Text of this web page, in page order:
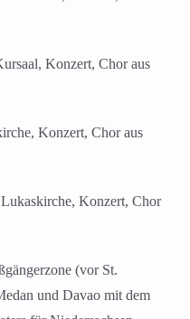
Konzert, Chor aus
Konzert, Chor aus
Konzert, Chor
(vor St.
und Davao mit dem